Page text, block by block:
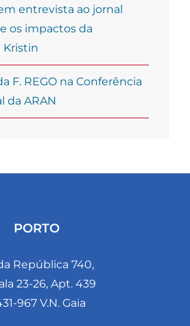
entrevista ao jornal
os impactos da
F. REGO na Conferência
da ARAN
PORTO
República 740,
23-26, Apt. 439
967 V.N. Gaia